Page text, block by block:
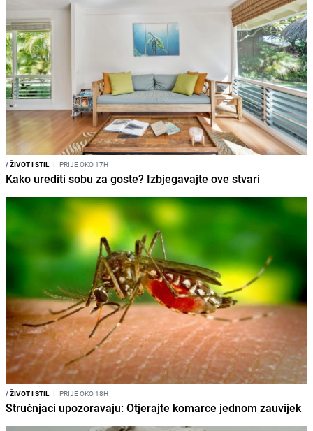
/ŽIVOT I STIL I PRIJE OKO 17H
Kako urediti sobu za goste? Izbjegavajte ove stvari
/ŽIVOT I STIL I PRIJE OKO 18H
Stručnjaci upozoravaju: Otjerajte komarce jednom zauvijek